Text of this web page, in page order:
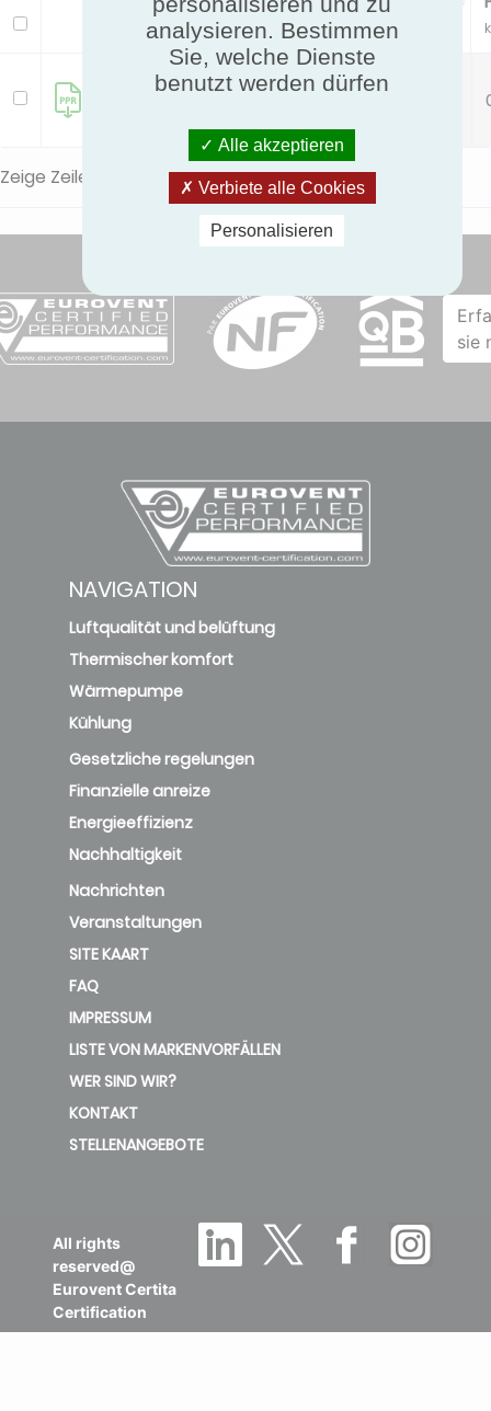
Modell kW
GWH12AUCXB-
Zeige Zeile 1 bis 1 von 1 Zeile.
sie
NAVIGATION
Luftqualität und belüftung
Thermischer komfort
Wärmepumpe
Kühlung
Gesetzliche regelungen
Finanzielle anreize
Energieeffizienz
Nachhaltigkeit
Nachrichten
Veranstaltungen
SITE KAART
FAQ
IMPRESSUM
LISTE VON MARKENVORFÄLLEN
WER SIND WIR?
KONTAKT
STELLENANGEBOTE
All rights
reserved@
Eurovent Certita
Certification
analysieren. Bestimmen
Sie, welche Dienste
benutzt werden dürfen
Alle akzeptieren
Verbiete alle Cookies
Personalisieren